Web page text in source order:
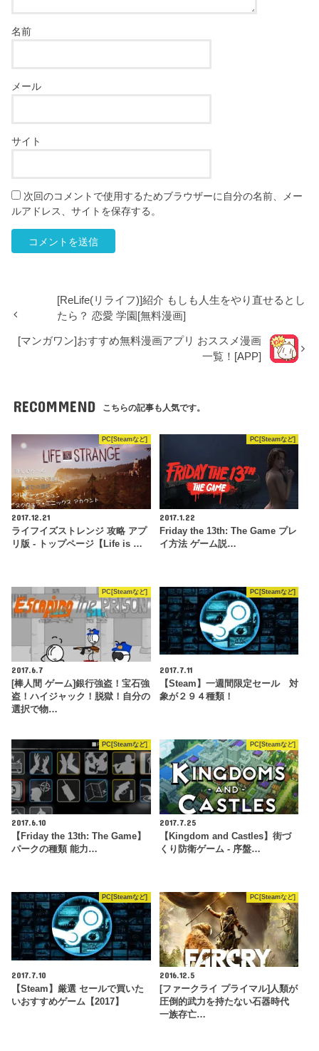
名前
メール
サイト
次回のコメントで使用するためブラウザーに自分の名前、メー
ルアドレス、サイトを保存する。
[ReLife(リライフ)]紹介 もしも人生をやり直せるとし
たら？ 恋愛 学園[無料漫画]
[マンガワン]おすすめ無料漫画アプリ おススメ漫画
一覧！[APP]
RECOMMEND こちらの記事も人気です。
PC[Steamなど]
2017.12.21
ライフイズストレンジ 攻略 アプ
リ版 - トップページ【Life is …
PC[Steamなど]
2017.1.22
Friday the 13th: The Game プレ
イ方法 ゲーム説…
PC[Steamなど]
2017.6.7
[棒人間 ゲーム]銀行強盗！宝石強
盗！ハイジャック！脱獄！自分の
選択で物…
PC[Steamなど]
2017.7.11
【Steam】一週間限定セール 対
象が２９４種類！
PC[Steamなど]
2017.6.10
【Friday the 13th: The Game】
パークの種類 能力…
PC[Steamなど]
2017.7.25
【Kingdom and Castles】街づ
くり防衛ゲーム - 序盤…
PC[Steamなど]
2017.7.10
【Steam】厳選 セールで買いた
いおすすめゲーム【2017】
PC[Steamなど]
2016.12.5
[ファークライ プライマル]人類が
圧倒的武力を持たない石器時代
一族存亡…